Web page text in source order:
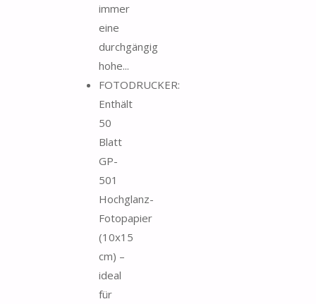
immer
eine
durchgängig
hohe...
FOTODRUCKER:
Enthält
50
Blatt
GP-
501
Hochglanz-
Fotopapier
(10x15
cm) –
ideal
für